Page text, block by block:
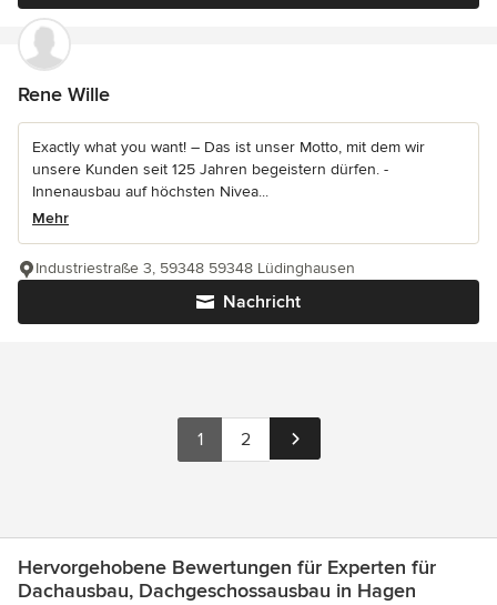
Rene Wille
Exactly what you want! – Das ist unser Motto, mit dem wir
unsere Kunden seit 125 Jahren begeistern dürfen. -
Innenausbau auf höchsten Nivea...
Mehr
Nachricht
Industriestraße 3, 59348 59348 Lüdinghausen
1 2
Hervorgehobene Bewertungen für Experten für
Dachausbau, Dachgeschossausbau in Hagen